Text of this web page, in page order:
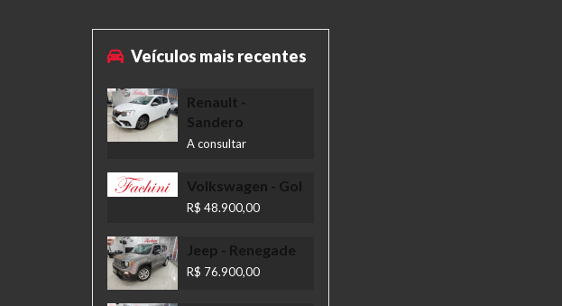
Veículos mais recentes
Renault -
Sandero
A consultar
Volkswagen - Gol
R$ 48.900,00
Jeep - Renegade
R$ 76.900,00